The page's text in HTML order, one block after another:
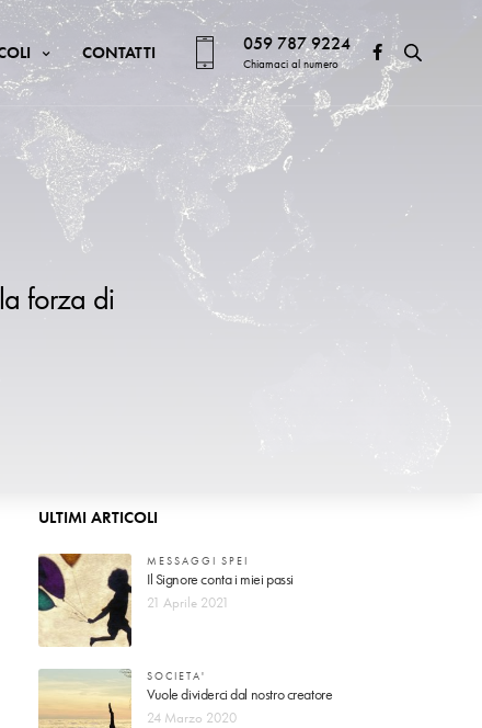
CONTATTI 059 787 9224
Chiamaci al numero
forza di
ULTIMI ARTICOLI
MESSAGGI SPEI
Il Signore conta i miei passi
21 Aprile 2021
SOCIETA'
Vuole dividerci dal nostro creatore
24 Marzo 2020